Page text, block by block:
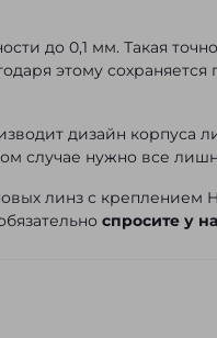
до 0,1 мм. Такая
этому сохраняется
дизайн корпуса
случае нужно все
линз с креплением
спросите у